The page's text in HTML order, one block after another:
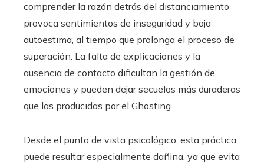
comprender la razón detrás del distanciamiento
provoca sentimientos de inseguridad y baja
autoestima, al tiempo que prolonga el proceso de
superación. La falta de explicaciones y la
ausencia de contacto dificultan la gestión de
emociones y pueden dejar secuelas más duraderas
que las producidas por el Ghosting.
Desde el punto de vista psicológico, esta práctica
puede resultar especialmente dañina, ya que evita